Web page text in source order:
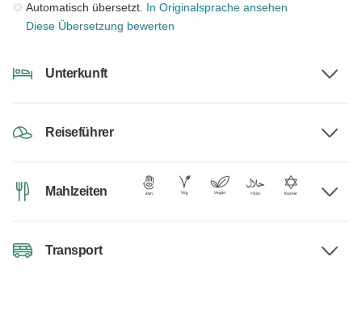
Automatisch übersetzt. In Originalsprache ansehen
Diese Übersetzung bewerten
Unterkunft
Reiseführer
Mahlzeiten
Transport